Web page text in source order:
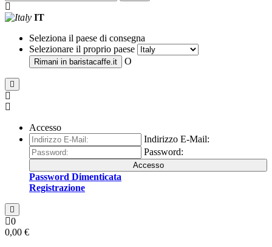
IT
Seleziona il paese di consegna
Selezionare il proprio paese
Rimani in baristacaffe.it O
Accesso
Indirizzo E-Mail:
Password:
Accesso
Password Dimenticata
Registrazione
0
0,00 €